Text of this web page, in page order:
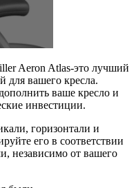
Aeron Atlas-это лучший
для вашего кресла.
ваше кресло и
инвестиции.
горизонтали и
его в соответствии
независимо от вашего